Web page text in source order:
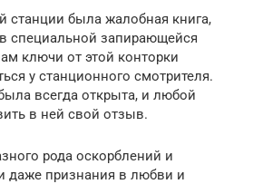
станции была жалобная книга,
специальной запирающейся
ключи от этой конторки
у станционного смотрителя.
всегда открыта, и любой
в ней свой отзыв.
рода оскорблений и
даже признания в любви и